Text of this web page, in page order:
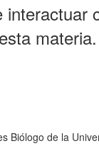
materia.
Biólogo de la